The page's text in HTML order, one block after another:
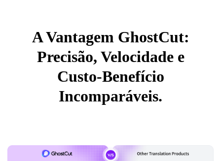
A Vantagem GhostCut:
Precisão, Velocidade e
Custo-Benefício
Incomparáveis.